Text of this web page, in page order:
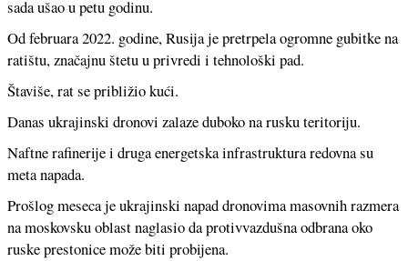
sada ušao u petu godinu.
Od februara 2022. godine, Rusija je pretrpela ogromne gubitke na
ratištu, značajnu štetu u privredi i tehnološki pad.
Štaviše, rat se približio kući.
Danas ukrajinski dronovi zalaze duboko na rusku teritoriju.
Naftne rafinerije i druga energetska infrastruktura redovna su
meta napada.
Prošlog meseca je ukrajinski napad dronovima masovnih razmera
na moskovsku oblast naglasio da protivvazdušna odbrana oko
ruske prestonice može biti probijena.